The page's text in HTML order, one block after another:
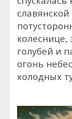
голубей и
огонь
холодных